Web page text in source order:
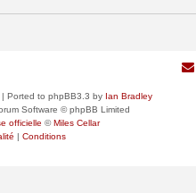
Ported to phpBB3.3 by Ian Bradley
Software © phpBB Limited
officielle ©Miles Cellar
| Conditions